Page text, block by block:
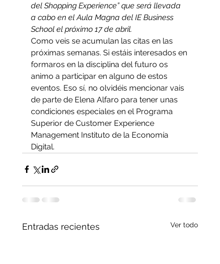
del Shopping Experience” que será llevada
a cabo en el Aula Magna del IE Business
School el próximo 17 de abril.
Como veis se acumulan las citas en las
próximas semanas. Si estáis interesados en
formaros en la disciplina del futuro os
animo a participar en alguno de estos
eventos. Eso sí, no olvidéis mencionar vais
de parte de Elena Alfaro para tener unas
condiciones especiales en el Programa
Superior de Customer Experience
Management Instituto de la Economía
Digital.
Entradas recientes Ver todo